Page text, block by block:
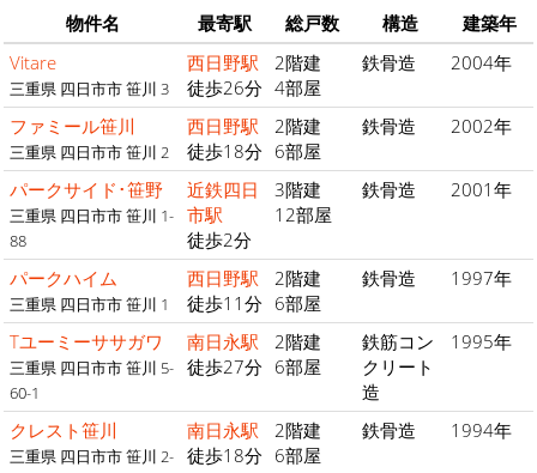
物件名 最寄駅 総戸数 構造
建築年
Vitare
三重県 四日市市 笹川 3
西日野駅
徒歩26分
2階建
4部屋
鉄骨造 2004年
ファミール笹川
三重県 四日市市 笹川 2
西日野駅
徒歩18分
2階建
6部屋
鉄骨造 2002年
パークサイド･笹野
三重県 四日市市 笹川 1-
88
近鉄四日
市駅
徒歩2分
3階建
12部屋
鉄骨造 2001年
パークハイム
三重県 四日市市 笹川 1
西日野駅
徒歩11分
2階建
6部屋
鉄骨造 1997年
Tユーミーササガワ
三重県 四日市市 笹川 5-
60-1
南日永駅
徒歩27分
2階建
6部屋
鉄筋コン
クリート
造
1995年
クレスト笹川
三重県 四日市市 笹川 2-
南日永駅
徒歩18分
2階建
6部屋
鉄骨造 1994年